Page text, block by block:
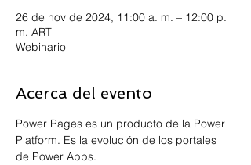
26 de nov de 2024, 11:00 a. m. – 12:00 p.
m. ART
Webinario
Acerca del evento
Power Pages es un producto de la Power
Platform. Es la evolución de los portales
de Power Apps.